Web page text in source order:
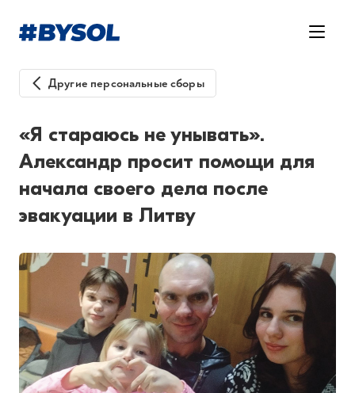
Другие персональные сборы
«Я стараюсь не унывать».
Александр просит помощи для
начала своего дела после
эвакуации в Литву